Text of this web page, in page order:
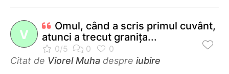
V
Omul, când a scris primul cuvânt,
atunci a trecut graniţa...
Citat de Viorel Muha despre iubire